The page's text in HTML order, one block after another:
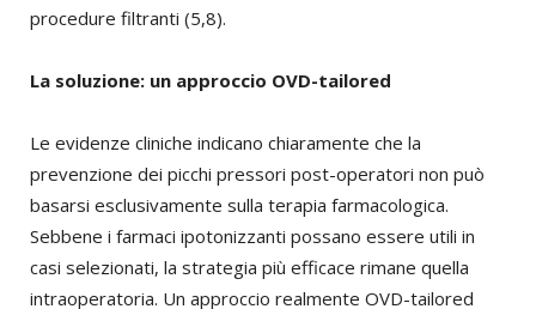
procedure filtranti (5,8).
La soluzione: un approccio OVD-tailored
Le evidenze cliniche indicano chiaramente che la
prevenzione dei picchi pressori post-operatori non può
basarsi esclusivamente sulla terapia farmacologica.
Sebbene i farmaci ipotonizzanti possano essere utili in
casi selezionati, la strategia più efficace rimane quella
intraoperatoria. Un approccio realmente OVD-tailored